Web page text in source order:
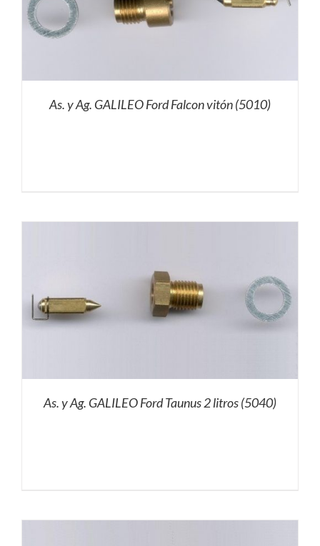
As. y Ag. GALILEO Ford Falcon vitón (5010)
As. y Ag. GALILEO Ford Taunus 2 litros (5040)